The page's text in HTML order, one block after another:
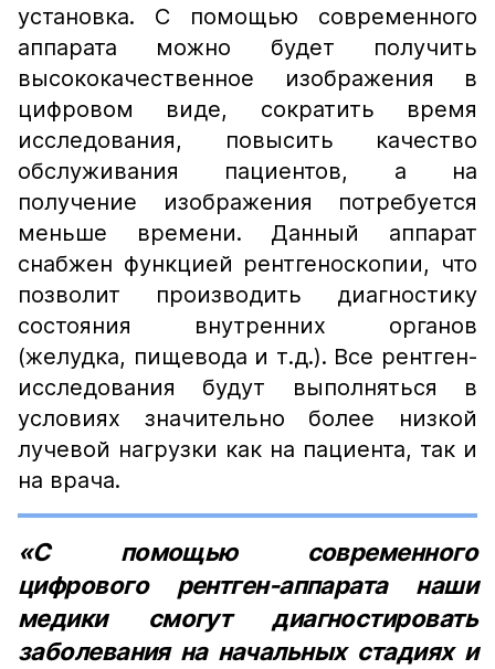
установка. С помощью современного
аппарата можно будет получить
высококачественное изображения в
цифровом виде, сократить время
исследования, повысить качество
обслуживания пациентов, а на
получение изображения потребуется
меньше времени. Данный аппарат
снабжен функцией рентгеноскопии, что
позволит производить диагностику
состояния внутренних органов
(желудка, пищевода и т.д.). Все рентген-
исследования будут выполняться в
условиях значительно более низкой
лучевой нагрузки как на пациента, так и
на врача.
«С помощью современного
цифрового рентген-аппарата наши
медики смогут диагностировать
заболевания на начальных стадиях и